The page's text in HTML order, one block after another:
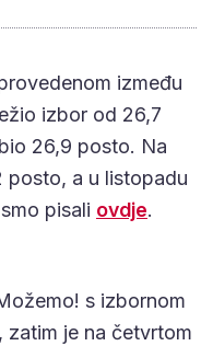
između
izbor od 26,7
26,9 posto. Na
posto, a u listopadu
pisali ovdje.
s izbornom
je na četvrtom